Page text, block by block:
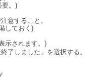
。)
意すること。
しておく)
示されます。)
了しました」を選択する。